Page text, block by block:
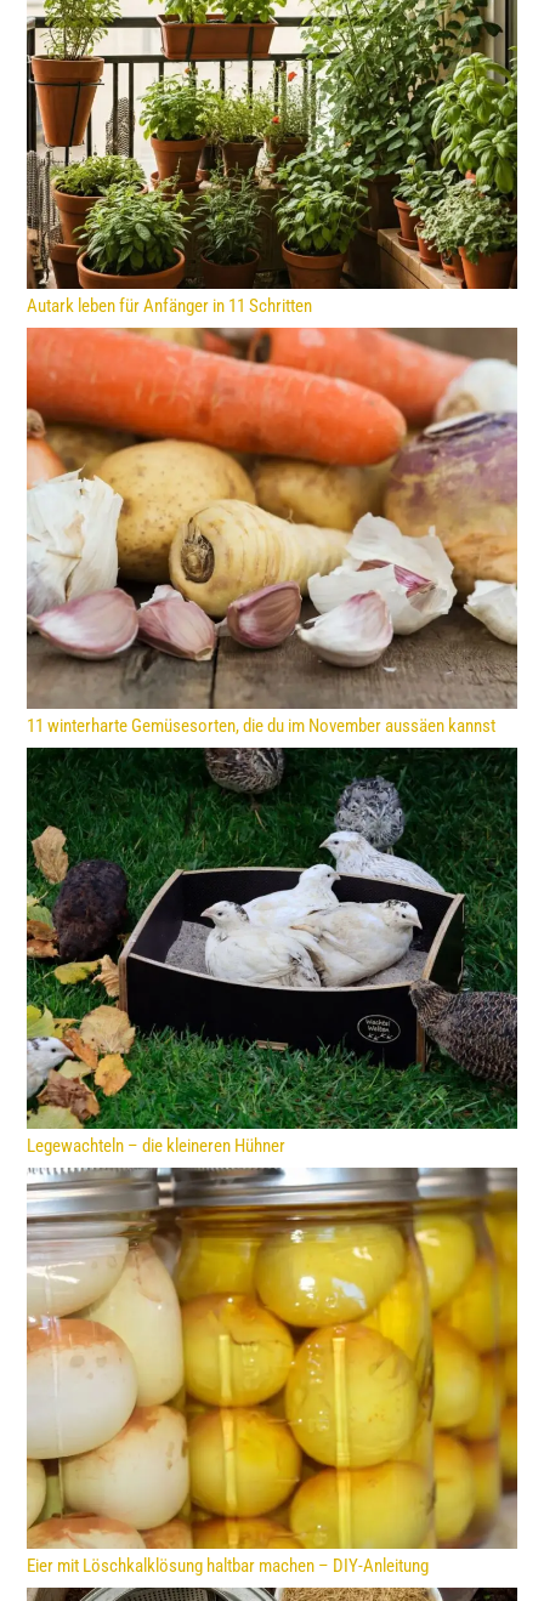
Autark leben für Anfänger in 11 Schritten
11 winterharte Gemüsesorten, die du im November aussäen kannst
Legewachteln – die kleineren Hühner
Eier mit Löschkalklösung haltbar machen – DIY-Anleitung